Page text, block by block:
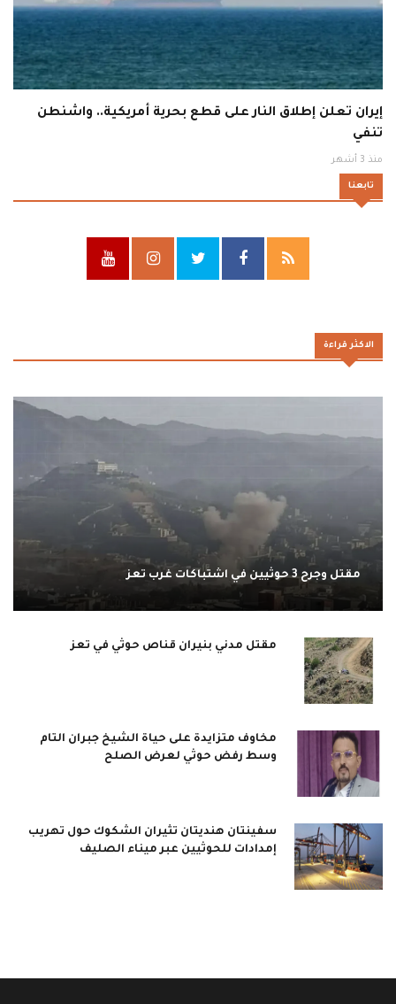
إيران تعلن إطلاق النار على قطع بحرية أمريكية.. واشنطن
تنفي
منذ 3 أشهر
تابعنا
الاكثر قراءة
مقتل وجرح 3 حوثيين في اشتباكات غرب تعز
مقتل مدني بنيران قناص حوثي في تعز
مخاوف متزايدة على حياة الشيخ جبران التام
وسط رفض حوثي لعرض الصلح
سفينتان هنديتان تثيران الشكوك حول تهريب
إمدادات للحوثيين عبر ميناء الصليف